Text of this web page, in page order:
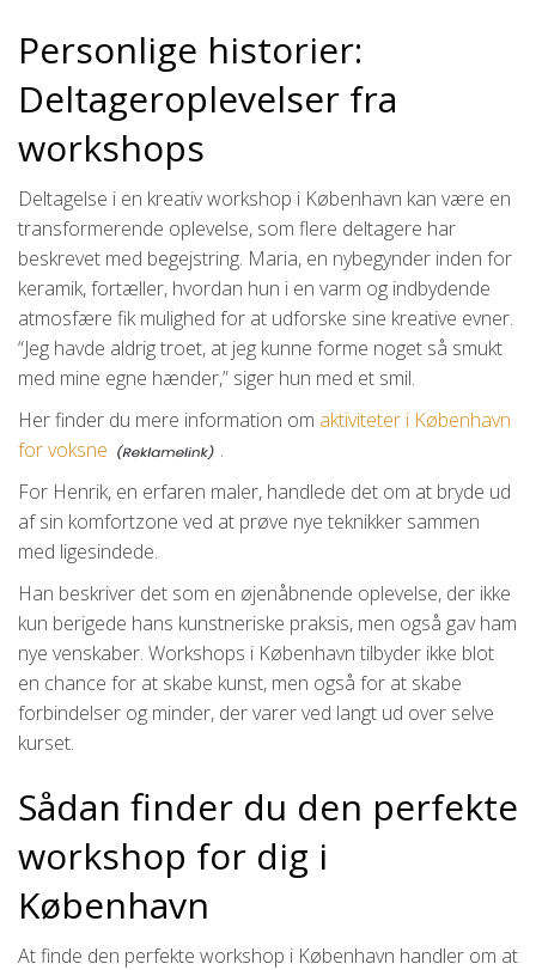
Personlige historier:
Deltageroplevelser fra
workshops
Deltagelse i en kreativ workshop i København kan være en
transformerende oplevelse, som flere deltagere har
beskrevet med begejstring. Maria, en nybegynder inden for
keramik, fortæller, hvordan hun i en varm og indbydende
atmosfære fik mulighed for at udforske sine kreative evner.
“Jeg havde aldrig troet, at jeg kunne forme noget så smukt
med mine egne hænder,” siger hun med et smil.
Her finder du mere information om aktiviteter i København
for voksne
.
For Henrik, en erfaren maler, handlede det om at bryde ud
af sin komfortzone ved at prøve nye teknikker sammen
med ligesindede.
Han beskriver det som en øjenåbnende oplevelse, der ikke
kun berigede hans kunstneriske praksis, men også gav ham
nye venskaber. Workshops i København tilbyder ikke blot
en chance for at skabe kunst, men også for at skabe
forbindelser og minder, der varer ved langt ud over selve
kurset.
Sådan finder du den perfekte
workshop for dig i
København
At finde den perfekte workshop i København handler om at